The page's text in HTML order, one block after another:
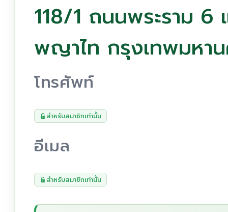
118/1 ถนนพระราม 6
พญาไท กรุงเทพมหา
โทรศัพท์
สำหรับสมาชิกเท่านั้น
อีเมล
สำหรับสมาชิกเท่านั้น